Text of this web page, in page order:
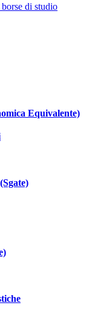
di studio
Equivalente)